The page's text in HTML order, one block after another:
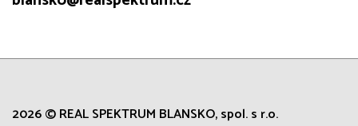
2026 © REAL SPEKTRUM BLANSKO, spol. s r.o.